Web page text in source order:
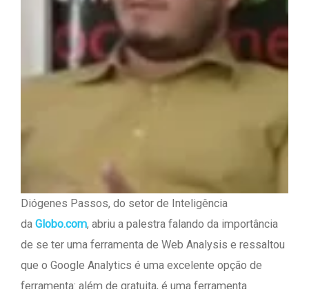
Diógenes Passos, do setor de Inteligência
da Globo.com, abriu a palestra falando da importância
de se ter uma ferramenta de Web Analysis e ressaltou
que o Google Analytics é uma excelente opção de
ferramenta: além de gratuita, é uma ferramenta